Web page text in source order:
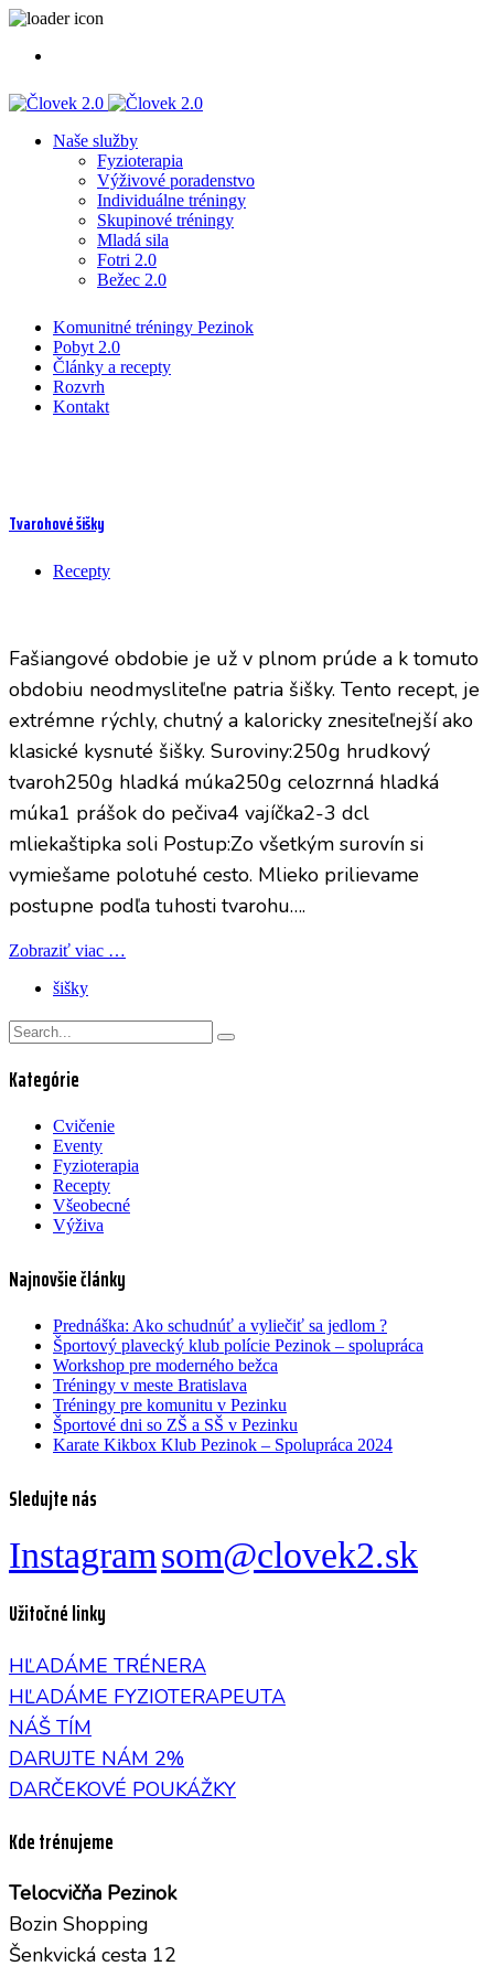
Naše služby
Fyzioterapia
Výživové poradenstvo
Individuálne tréningy
Skupinové tréningy
Mladá sila
Fotri 2.0
Bežec 2.0
Komunitné tréningy Pezinok
Pobyt 2.0
Články a recepty
Rozvrh
Kontakt
Tvarohové šišky
Recepty
Fašiangové obdobie je už v plnom prúde a k tomuto
obdobiu neodmysliteľne patria šišky. Tento recept, je
extrémne rýchly, chutný a kaloricky znesiteľnejší ako
klasické kysnuté šišky. Suroviny:250g hrudkový
tvaroh250g hladká múka250g celozrnná hladká
múka1 prášok do pečiva4 vajíčka2-3 dcl
mliekaštipka soli Postup:Zo všetkým surovín si
vymiešame polotuhé cesto. Mlieko prilievame
postupne podľa tuhosti tvarohu….
Zobraziť viac …
šišky
Kategórie
Cvičenie
Eventy
Fyzioterapia
Recepty
Všeobecné
Výživa
Najnovšie články
Prednáška: Ako schudnúť a vyliečiť sa jedlom ?
Športový plavecký klub polície Pezinok – spolupráca
Workshop pre moderného bežca
Tréningy v meste Bratislava
Tréningy pre komunitu v Pezinku
Športové dni so ZŠ a SŠ v Pezinku
Karate Kikbox Klub Pezinok – Spolupráca 2024
Sledujte nás
Instagramsom@clovek2.sk
Užitočné linky
HĽADÁME TRÉNERA
HĽADÁME FYZIOTERAPEUTA
NÁŠ TÍM
DARUJTE NÁM 2%
DARČEKOVÉ POUKÁŽKY
Kde trénujeme
Telocvičňa Pezinok
Bozin Shopping
Šenkvická cesta 12